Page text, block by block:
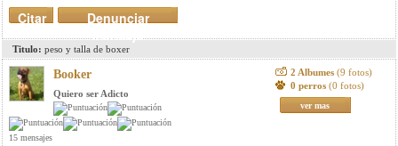
Denunciar
mensaje
Citar
Titulo: peso y talla de boxer
Booker
Quiero ser Adicto
15 mensajes
2 Albumes (9 fotos)
0 perros (0 fotos)
ver mas